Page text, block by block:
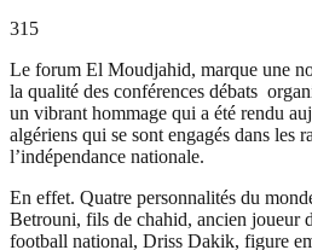
315
Le forum El Moudjahid, marque une
la qualité des conférences débats
un vibrant hommage qui a été rendu
algériens qui se sont engagés dans les
l’indépendance nationale.
En effet. Quatre personnalités du
Betrouni, fils de chahid, ancien joueur
football national, Driss Dakik, figure